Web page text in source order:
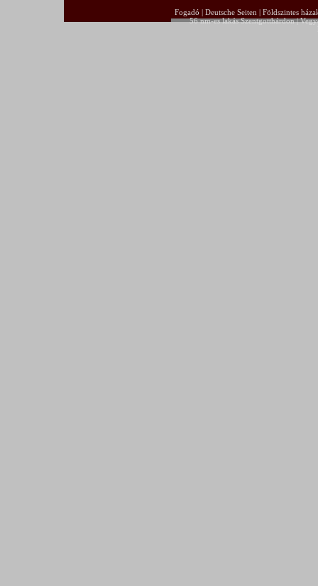
Fogadó | Deutsche Seiten | Földszintes
56 nm-es lakás Szentgotthárdon|